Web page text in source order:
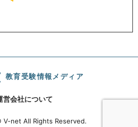
教育受験情報メディア
営会社について
net All Rights Reserved.